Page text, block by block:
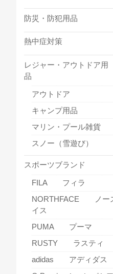
防災・防犯用品
熱中症対策
レジャー・アウトドア用
品
アウトドア
キャンプ用品
マリン・プール雑貨
スノー（雪遊び）
スポーツブランド
FILA フィラ
NORTHFACE ノー
イス
PUMA プーマ
RUSTY ラスティ
adidas アディダス